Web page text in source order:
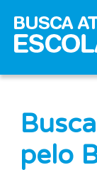
pelo